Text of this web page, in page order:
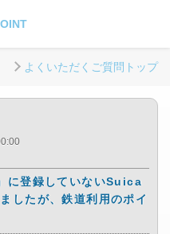
よくいただくご質問トップ
に登録していないSuica
したが、鉄道利用のポイ